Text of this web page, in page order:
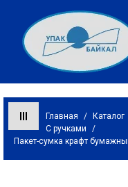
Каталог
Главная / Каталог
С ручками
/
Пакет-сумка крафт